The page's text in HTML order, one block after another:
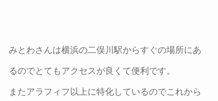
みとわさんは横浜の二俣川駅からすぐの場所にあ
るのでとてもアクセスが良くて便利です。
またアラフィフ以上に特化しているのでこれから